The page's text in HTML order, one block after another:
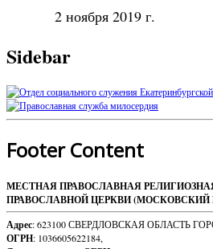
2 ноября 2019 г.
Sidebar
Footer Content
МЕСТНАЯ ПРАВОСЛАВНАЯ
ПРАВОСЛАВНОЙ ЦЕРКВИ (МОСКОВСКИЙ
Адрес: 623100 СВЕРДЛОВСКАЯ ОБЛАСТЬ
ОГРН: 1036605622184,